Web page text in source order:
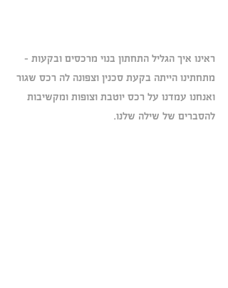
ראינו איך הגליל התחתון בנוי מרכסים ובקעות -
מתחתינו הייתה בקעת סכנין וצפונה לה רכס שגור
ואנחנו עמדנו על רכס יוטבת וצופות ומקשיבות
להסברים של שילה שלנו.